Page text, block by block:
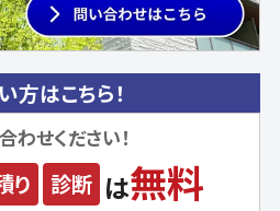
方はこちら！
わせください！
り 診断 は無料